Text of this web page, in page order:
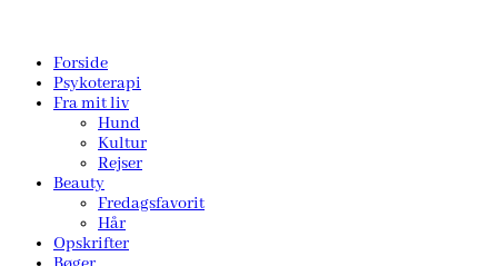
Forside
Psykoterapi
Fra mit liv
Hund
Kultur
Rejser
Beauty
Fredagsfavorit
Hår
Opskrifter